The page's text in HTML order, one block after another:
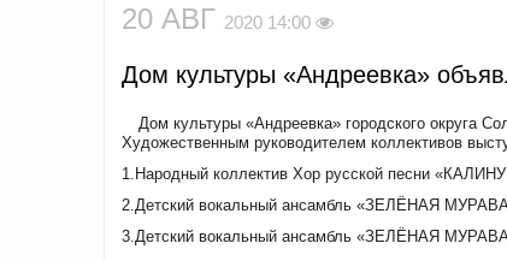
20 АВГ 2020 14:00
Дом культуры «Андреевка»
Дом культуры «Андреевка» городского округа
Художественным руководителем коллективов
1.Народный коллектив Хор русской песни
2.Детский вокальный ансамбль «ЗЕЛЁНАЯ
3.Детский вокальный ансамбль «ЗЕЛЁНАЯ